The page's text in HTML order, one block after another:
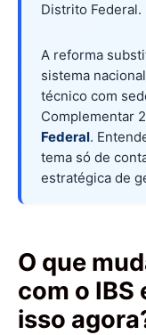
Distrito Federal.
A reforma
sistema
técnico com
Complementar
Federal.
tema só de
estratégica de
O que
com o IBS
isso